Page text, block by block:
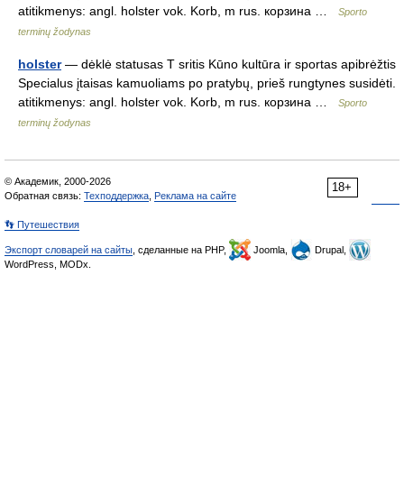
atitikmenys: angl. holster vok. Korb, m rus. корзина …
Sporto
terminų žodynas
holster— dėklė statusas T sritis Kūno kultūra ir sportas apibrėžtis
Specialus įtaisas kamuoliams po pratybų, prieš rungtynes susidėti.
atitikmenys: angl. holster vok. Korb, m rus. корзина …
Sporto
terminų žodynas
18+
© Академик, 2000-2026
Обратная связь: Техподдержка Реклама на сайте
👣 Путешествия
Экспорт словарей на сайты , сделанные на PHP, Joomla,
Drupal,
WordPress, MODx.